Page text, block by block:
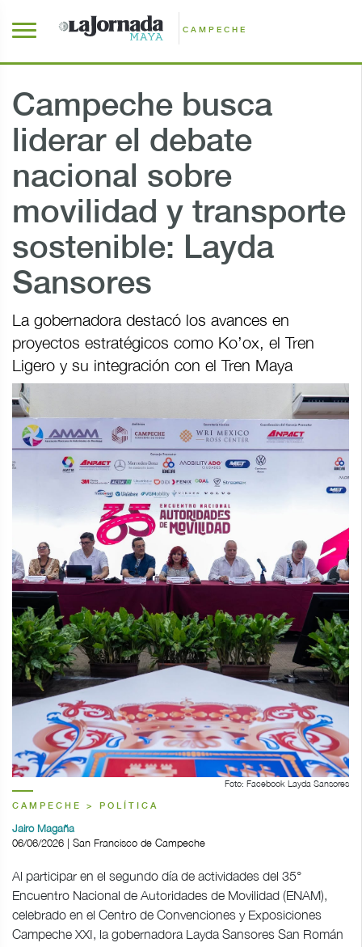
CAMPECHE
Campeche busca
liderar el debate
nacional sobre
movilidad y transporte
sostenible: Layda
Sansores
La gobernadora destacó los avances en
proyectos estratégicos como Ko’ox, el Tren
Ligero y su integración con el Tren Maya
Foto: Facebook Layda Sansores
CAMPECHE > POLÍTICA
Jairo Magaña
06/06/2026 | San Francisco de Campeche
Al participar en el segundo día de actividades del 35°
Encuentro Nacional de Autoridades de Movilidad (ENAM),
celebrado en el Centro de Convenciones y Exposiciones
Campeche XXI, la gobernadora Layda Sansores San Román